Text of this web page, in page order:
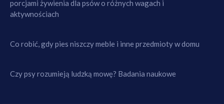
porcjami żywienia dla psów o różnych wagach i
aktywnościach
Co robić, gdy pies niszczy meble i inne przedmioty w domu
Czy psy rozumieją ludzką mowę? Badania naukowe